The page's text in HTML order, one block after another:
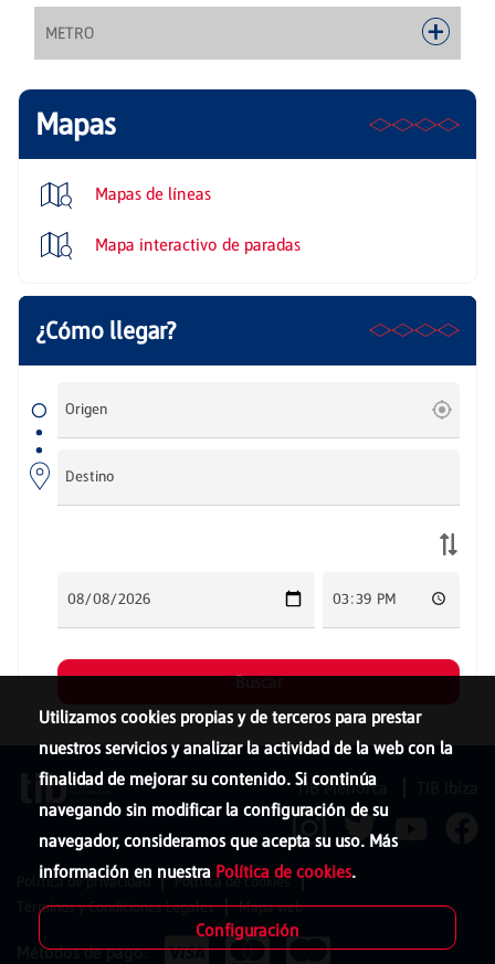
METRO
Mapas
Mapas de líneas
Mapa interactivo de paradas
Utilizamos cookies propias y de terceros para prestar
nuestros servicios y analizar la actividad de la web con la
finalidad de mejorar su contenido. Si continúa
navegando sin modificar la configuración de su
navegador, consideramos que acepta su uso. Más
información en nuestra Política de cookies.
Configuración
TIB Menorca
Política de privacidad
Política de cookies
Términos y Condiciones Legales
Mapa web
Métodos de pago: